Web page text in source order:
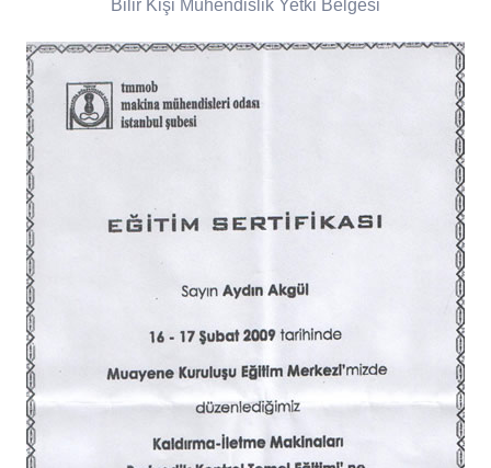
Bilir Kişi Mühendislik Yetki Belgesi